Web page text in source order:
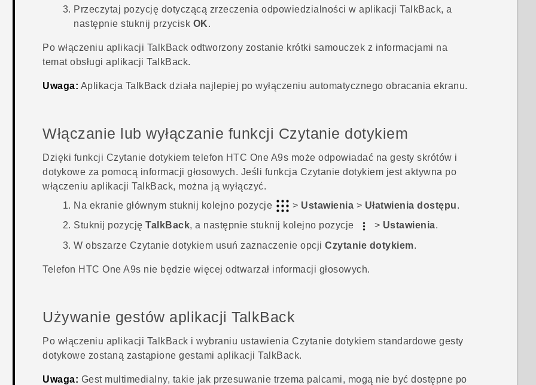
Przeczytaj pozycję dotyczącą zrzeczenia odpowiedzialności w aplikacjiTalkBack, a
następnie stuknij przycisk OK.
Po włączeniu aplikacji TalkBack odtworzony zostanie krótki samouczek z informacjami na
temat obsługi aplikacjiTalkBack.
Uwaga: Aplikacja TalkBack działa najlepiej po wyłączeniu automatycznego obracania ekranu.
Włączanie lub wyłączanie funkcji Czytanie dotykiem
Dzięki funkcji Czytanie dotykiem telefon HTC One A9s może odpowiadać na gesty skrótów i
dotykowe za pomocą informacji głosowych. Jeśli funkcja Czytanie dotykiem jest aktywna po
włączeniu aplikacjiTalkBack, można ją wyłączyć.
Na ekranie głównym stuknij kolejno pozycje > Ustawienia > Ułatwienia dostępu.
Stuknij pozycjęTalkBack, a następnie stuknij kolejno pozycje > Ustawienia.
W obszarze Czytanie dotykiem usuń zaznaczenie opcjiCzytanie dotykiem.
Telefon HTC One A9s nie będzie więcej odtwarzał informacji głosowych.
Używanie gestów aplikacjiTalkBack
Po włączeniu aplikacji TalkBack i wybraniu ustawienia Czytanie dotykiem standardowe gesty
dotykowe zostaną zastąpione gestami aplikacjiTalkBack.
Uwaga: Gest multimedialny, takie jak przesuwanie trzema palcami, mogą nie być dostępne po